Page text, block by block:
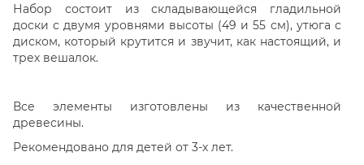
Набор состоит из складывающейся гладильной
доски с двумя уровнями высоты (49 и 55 см), утюга с
диском, который крутится и звучит, как настоящий, и
трех вешалок.
Все элементы изготовлены из качественной
древесины.
Рекомендовано для детей от 3-х лет.